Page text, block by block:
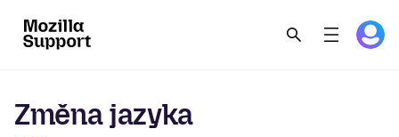
Změna jazyka